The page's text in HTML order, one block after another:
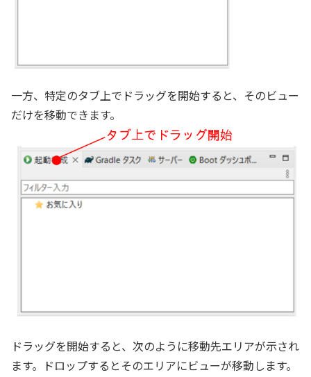
一方、特定のタブ上でドラッグを開始すると、そのビュー
だけを移動できます。
ドラッグを開始すると、次のように移動先エリアが示され
ます。ドロップするとそのエリアにビューが移動します。